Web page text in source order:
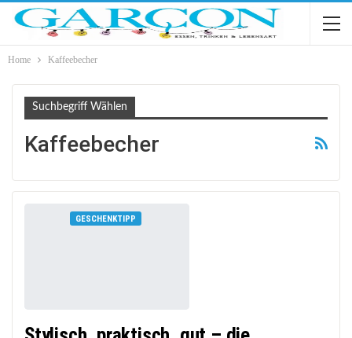
Home Kaffeebecher
Suchbegriff Wählen
Kaffeebecher
GESCHENKTIPP